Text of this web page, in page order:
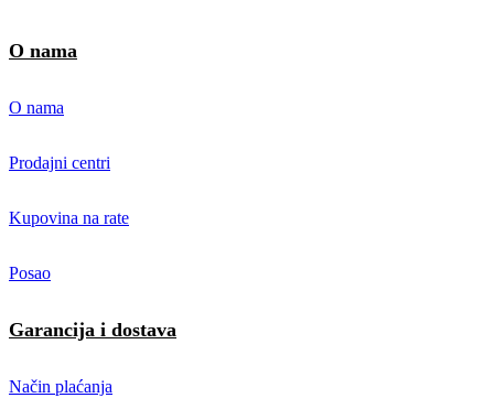
O nama
O nama
Prodajni centri
Kupovina na rate
Posao
Garancija i dostava
Način plaćanja